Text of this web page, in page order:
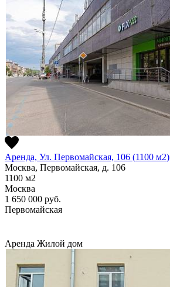
Аренда, Ул. Первомайская, 106 (1100 м2)
Москва, Первомайская, д. 106
1100 м2
Москва
1 650 000 руб.
Первомайская
Аренда Жилой дом